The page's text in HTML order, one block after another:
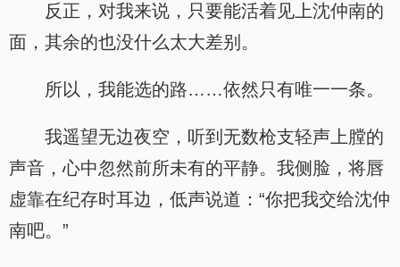
反正，对我来说，只要能活着见上沈仲南的
面，其余的也没什么太大差别。
所以，我能选的路……依然只有唯一一条。
我遥望无边夜空，听到无数枪支轻声上膛的
声音，心中忽然前所未有的平静。我侧脸，将唇
虚靠在纪存时耳边，低声说道：“你把我交给沈仲
南吧。”